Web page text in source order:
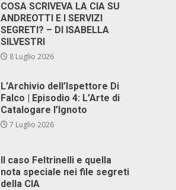
COSA SCRIVEVA LA CIA SU
ANDREOTTI E I SERVIZI
SEGRETI? – DI ISABELLA
SILVESTRI
8 Luglio 2026
L’Archivio dell’Ispettore Di
Falco | Episodio 4: L’Arte di
Catalogare l’Ignoto
7 Luglio 2026
Il caso Feltrinelli e quella
nota speciale nei file segreti
della CIA